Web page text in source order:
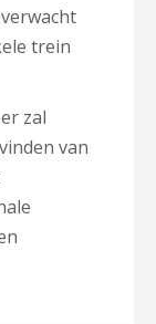
trein
zal
van